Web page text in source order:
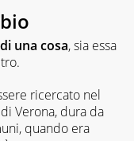
una cosa, sia essa
ricercato nel
Verona, dura da
quando era